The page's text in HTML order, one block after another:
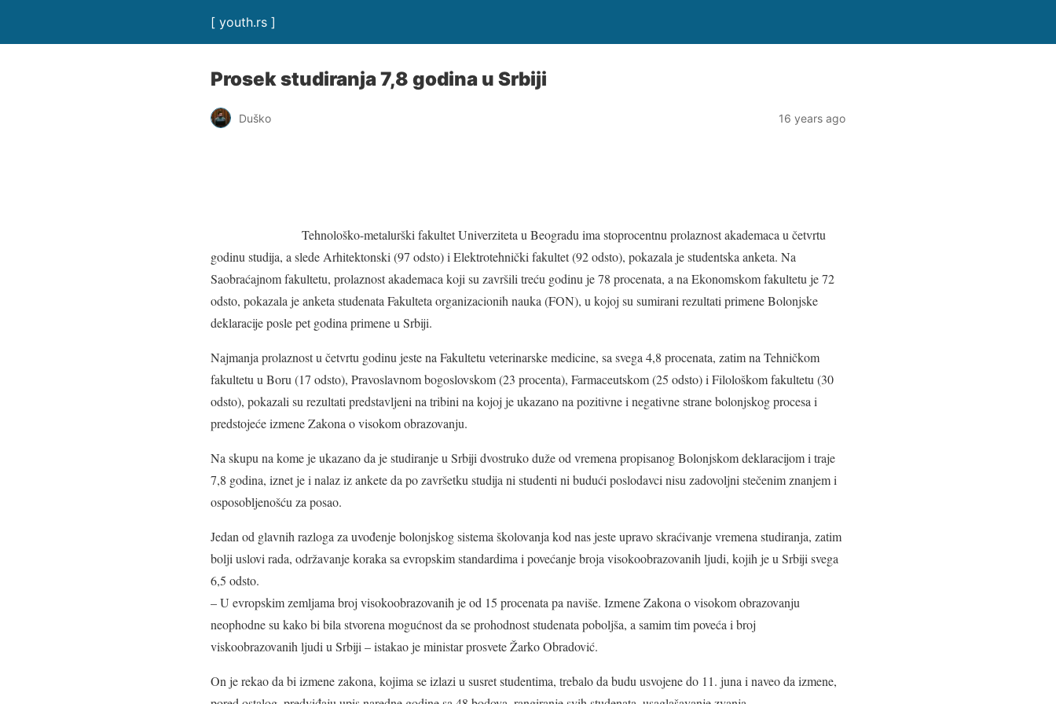
[ youth.rs ]
Prosek studiranja 7,8 godina u Srbiji
Duško 16 years ago
Tehnološko-metalurški fakultet Univerziteta u Beogradu ima stoprocentnu prolaznost akademaca u četvrtu
godinu studija, a slede Arhitektonski (97 odsto) i Elektrotehnički fakultet (92 odsto), pokazala je studentska anketa. Na
Saobraćajnom fakultetu, prolaznost akademaca koji su završili treću godinu je 78 procenata, a na Ekonomskom fakultetu je 72
odsto, pokazala je anketa studenata Fakulteta organizacionih nauka (FON), u kojoj su sumirani rezultati primene Bolonjske
deklaracije posle pet godina primene u Srbiji.
Najmanja prolaznost u četvrtu godinu jeste na Fakultetu veterinarske medicine, sa svega 4,8 procenata, zatim na Tehničkom
fakultetu u Boru (17 odsto), Pravoslavnom bogoslovskom (23 procenta), Farmaceutskom (25 odsto) i Filološkom fakultetu (30
odsto), pokazali su rezultati predstavljeni na tribini na kojoj je ukazano na pozitivne i negativne strane bolonjskog procesa i
predstojeće izmene Zakona o visokom obrazovanju.
Na skupu na kome je ukazano da je studiranje u Srbiji dvostruko duže od vremena propisanog Bolonjskom deklaracijom i traje
7,8 godina, iznet je i nalaz iz ankete da po završetku studija ni studenti ni budući poslodavci nisu zadovoljni stečenim znanjem i
osposobljenošću za posao.
Jedan od glavnih razloga za uvođenje bolonjskog sistema školovanja kod nas jeste upravo skraćivanje vremena studiranja, zatim
bolji uslovi rada, održavanje koraka sa evropskim standardima i povećanje broja visokoobrazovanih ljudi, kojih je u Srbiji svega
6,5 odsto.
– U evropskim zemljama broj visokoobrazovanih je od 15 procenata pa naviše. Izmene Zakona o visokom obrazovanju
neophodne su kako bi bila stvorena mogućnost da se prohodnost studenata poboljša, a samim tim poveća i broj
viskoobrazovanih ljudi u Srbiji – istakao je ministar prosvete Žarko Obradović.
On je rekao da bi izmene zakona, kojima se izlazi u susret studentima, trebalo da budu usvojene do 11. juna i naveo da izmene,